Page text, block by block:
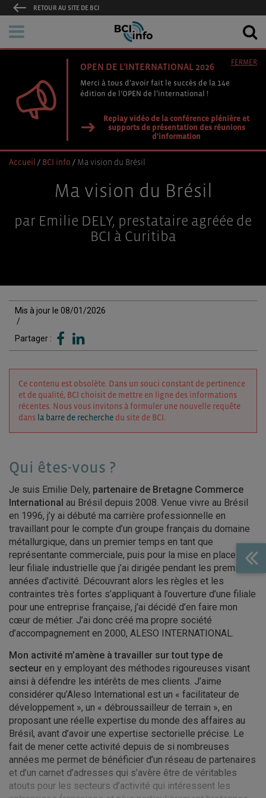
RETOUR AU SITE DE BCI
OPEN DE L'INTERNATIONAL 2026
Merci à tous d’avoir fait le succès de la 14e
édition de l’OPEN de l’international !
Replay vidéo de la conférence plénière et
supports de présentation des réunions
d'information
FERMER
Accueil / BCI info / Ma vision du Brésil
Ma vision du Brésil
par Emilie DELY, prestataire agréée de
BCI à Curitiba
Mis à jour le 08/01/2026
/
Partager :
Ce contenu est obsolète. Dans un souci constant de pertinence
et de qualité, BCI choisit de mettre en ligne des informations
récentes. Nous vous invitons à formuler une nouvelle requête
dans la barre de recherche du site de BCI.
Qui êtes-vous ?
Je suis Emilie Dely, partenaire de Bretagne Commerce
International au Brésil depuis 2008. Venue vivre au Brésil
en 1996, j’y ai débuté ma carrière professionnelle en
travaillant pour le compte d’un groupe français du domaine
métallurgique, dans un premier temps en tant que
représentante commerciale, puis pour la mise en place de
leur filiale industrielle que j’ai dirigée pendant les premières
années d’activité. Découvrant alors les règles et les
contraintes très fortes s’appliquant à l’ouverture d’une filiale
pour une entreprise française, j’ai décidé d’en faire mon
cœur de métier. J’ai donc créé ma propre société
d’accompagnement en 2000, ALESO INTERNATIONAL.
Mon activité m’amène à travailler sur tout type de
secteur en y employant des méthodes rigoureuses visant
ainsi à défendre les intérêts de mes clients. J’aime
considérer qu’Aleso International est un « facilitateur de
développement », un « débroussailleur de terrain », en
proposant une réelle expertise du monde des affaires au
Brésil, avant d’avoir une expertise sectorielle précise. Le
fait de mener cette activité depuis de si nombreuses
années me permet de bénéficier d’un réseau de partenaires
et d’un carnet d’adresses qui s’avère être de véritables
atouts pour les secteurs d’activité qui intéressent les